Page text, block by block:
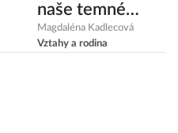
naše temné
stránky, říká
koučka Dagmar
Magdaléna Kadlecová
Vztahy a rodina